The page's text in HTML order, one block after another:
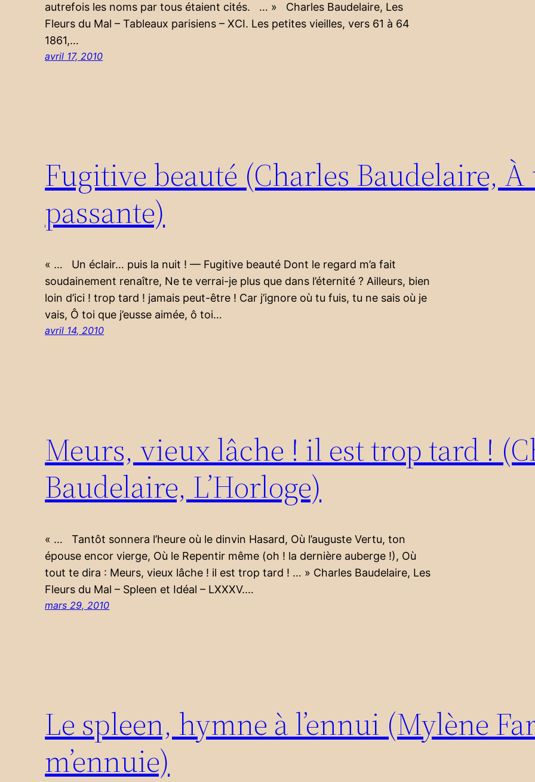
autrefois les noms par tous étaient cités. … » Charles Baudelaire, Les
Fleurs du Mal – Tableaux parisiens – XCI. Les petites vieilles, vers 61 à 64
1861,…
avril 17, 2010
Fugitive beauté (Charles Baudelaire, À
passante)
« … Un éclair… puis la nuit ! — Fugitive beauté Dont le regard m’a fait
soudainement renaître, Ne te verrai-je plus que dans l’éternité ? Ailleurs, bien
loin d’ici ! trop tard ! jamais peut-être ! Car j’ignore où tu fuis, tu ne sais où je
vais, Ô toi que j’eusse aimée, ô toi…
avril 14, 2010
Meurs, vieux lâche ! il est trop tard !
Baudelaire, L’Horloge)
« … Tantôt sonnera l’heure où le dinvin Hasard, Où l’auguste Vertu, ton
épouse encor vierge, Où le Repentir même (oh ! la dernière auberge !), Où
tout te dira : Meurs, vieux lâche ! il est trop tard ! … » Charles Baudelaire, Les
Fleurs du Mal – Spleen et Idéal – LXXXV.…
mars 29, 2010
Le spleen, hymne à l’ennui (Mylène
m’ennuie)